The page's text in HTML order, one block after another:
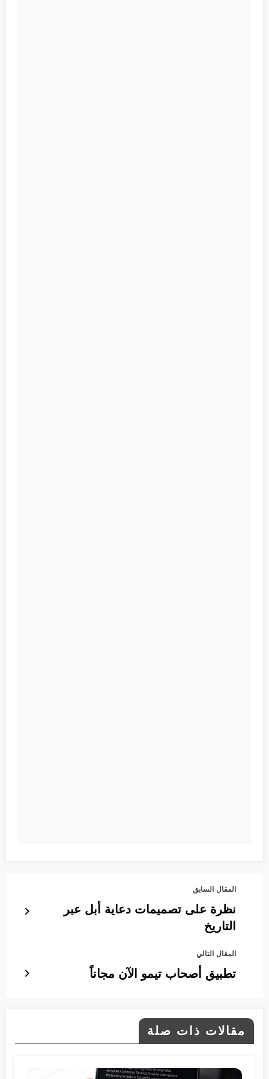
المقال السابق
نظرة على تصميمات دعاية أبل عبر
التاريخ
المقال التالي
تطبيق أصحاب تيمو الآن مجاناً
مقالات ذات صلة